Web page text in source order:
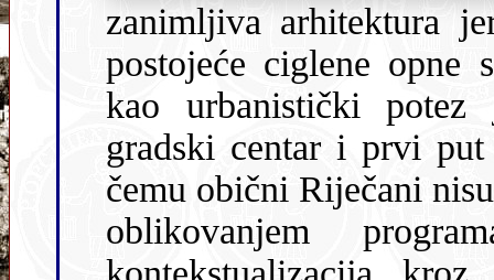
zanimljiva arhitektura
postojeće ciglene opne
kao urbanistički
gradski centar i prvi
čemu obični Riječani
oblikovanjem